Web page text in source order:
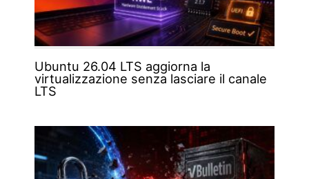
Ubuntu 26.04 LTS aggiorna la
virtualizzazione senza lasciare il canale
LTS